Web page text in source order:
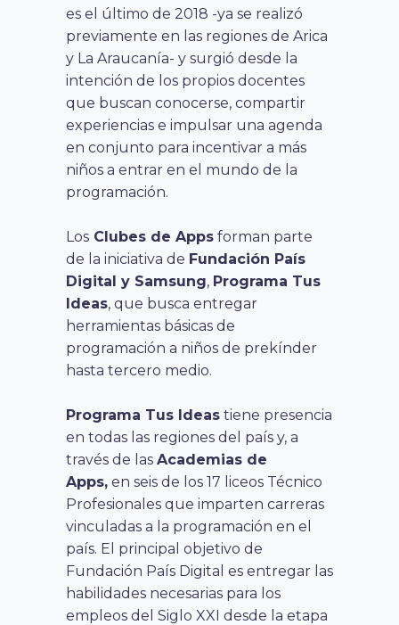
es el último de 2018 -ya se realizó
previamente en las regiones de Arica
y La Araucanía- y surgió desde la
intención de los propios docentes
que buscan conocerse, compartir
experiencias e impulsar una agenda
en conjunto para incentivar a más
niños a entrar en el mundo de la
programación.
Los Clubes de Apps forman parte
de la iniciativa de Fundación País
Digital y Samsung, Programa Tus
Ideas, que busca entregar
herramientas básicas de
programación a niños de prekínder
hasta tercero medio.
Programa Tus Ideas tiene presencia
en todas las regiones del país y, a
través de las Academias de
Apps, en seis de los 17 liceos Técnico
Profesionales que imparten carreras
vinculadas a la programación en el
país. El principal objetivo de
Fundación País Digital es entregar las
habilidades necesarias para los
empleos del Siglo XXI desde la etapa